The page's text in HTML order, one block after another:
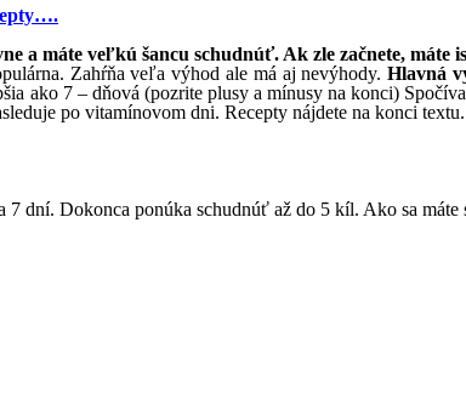
a máte veľkú šancu schudnúť. Ak zle začnete, máte
Zahŕňa veľa výhod ale má aj nevýhody.Hlavná
ako 7 – dňová (pozrite plusy a mínusy na konci)
po vitamínovom dni. Recepty nájdete na konci textu.
dní. Dokonca ponúka schudnúť až do 5 kíl. Ako sa máte